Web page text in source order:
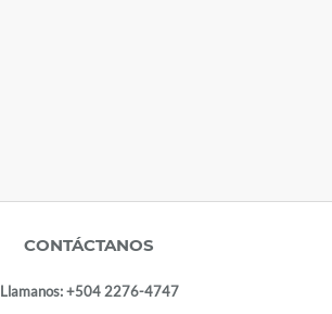
CONTÁCTANOS
Llamanos:+504 2276-4747